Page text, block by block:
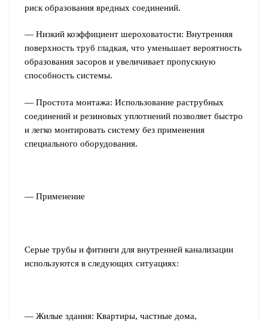
риск образования вредных соединений.
— Низкий коэффициент шероховатости: Внутренняя
поверхность труб гладкая, что уменьшает вероятность
образования засоров и увеличивает пропускную
способность системы.
— Простота монтажа: Использование раструбных
соединений и резиновых уплотнений позволяет быстро
и легко монтировать систему без применения
специального оборудования.
— Применение
Серые трубы и фитинги для внутренней канализации
используются в следующих ситуациях:
— Жилые здания: Квартиры, частные дома,